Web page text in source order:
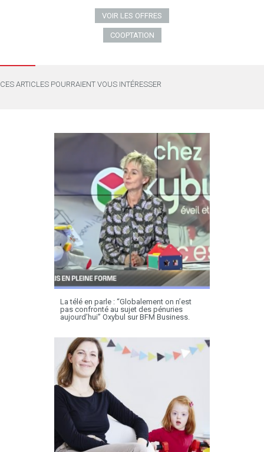
VOIR LES OFFRES
COOPTATION
CES ARTICLES POURRAIENT VOUS INTÉRESSER
La télé en parle : “Globalement on n’est
pas confronté au sujet des pénuries
aujourd’hui” Oxybul sur BFM Business.